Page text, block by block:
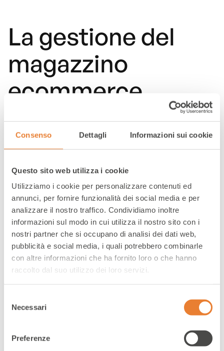
Consenso Dettagli Informazioni sui cookie
Questo sito web utilizza i cookie
Utilizziamo i cookie per personalizzare contenuti ed
annunci, per fornire funzionalità dei social media e per
analizzare il nostro traffico. Condividiamo inoltre
informazioni sul modo in cui utilizza il nostro sito con i
nostri partner che si occupano di analisi dei dati web,
pubblicità e social media, i quali potrebbero combinarle
con altre informazioni che ha fornito loro o che hanno
raccolto dal suo utilizzo dei loro servizi.
delNecessari
Preferenze
La gestione del
magazzino
ecommerce
Consigli utili per un'organizzazione efficace